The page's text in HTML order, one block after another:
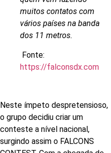
muitos contatos com
vários países na banda
dos 11 metros.
Fonte:
https://falconsdx.com
Neste ímpeto despretensioso,
o grupo decidiu criar um
conteste a nível nacional,
surgindo assim o FALCONS